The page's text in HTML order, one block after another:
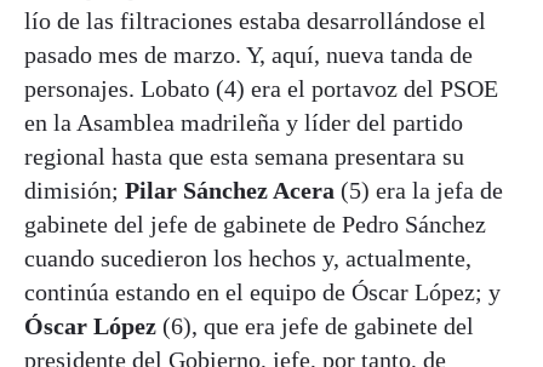
lío de las filtraciones estaba desarrollándose el
pasado mes de marzo. Y, aquí, nueva tanda de
personajes. Lobato (4) era el portavoz del PSOE
en la Asamblea madrileña y líder del partido
regional hasta que esta semana presentara su
dimisión; Pilar Sánchez Acera (5) era la jefa de
gabinete del jefe de gabinete de Pedro Sánchez
cuando sucedieron los hechos y, actualmente,
continúa estando en el equipo de Óscar López; y
Óscar López (6), que era jefe de gabinete del
presidente del Gobierno, jefe, por tanto, de